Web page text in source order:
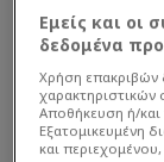
Εμείς και οι
δεδομένα
Χρήση επακριβών
χαρακτηριστικών
Αποθήκευση ή/
Εξατομικευμένη
και